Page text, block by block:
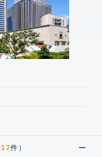
17件）